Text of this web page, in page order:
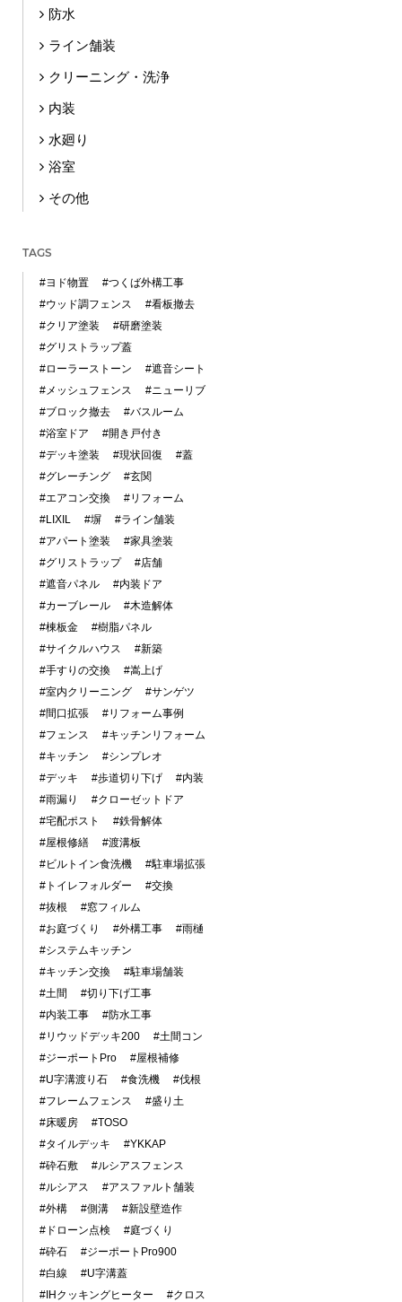
防水
ライン舗装
クリーニング・洗浄
内装
水廻り
浴室
その他
TAGS
#ヨド物置
#つくば外構工事
#ウッド調フェンス
#看板撤去
#クリア塗装
#研磨塗装
#グリストラップ蓋
#ローラーストーン
#遮音シート
#メッシュフェンス
#ニューリブ
#ブロック撤去
#バスルーム
#浴室ドア
#開き戸付き
#デッキ塗装
#現状回復
#蓋
#グレーチング
#玄関
#エアコン交換
#リフォーム
#LIXIL
#塀
#ライン舗装
#アパート塗装
#家具塗装
#グリストラップ
#店舗
#遮音パネル
#内装ドア
#カーブレール
#木造解体
#棟板金
#樹脂パネル
#サイクルハウス
#新築
#手すりの交換
#嵩上げ
#室内クリーニング
#サンゲツ
#間口拡張
#リフォーム事例
#フェンス
#キッチンリフォーム
#キッチン
#シンプレオ
#デッキ
#歩道切り下げ
#内装
#雨漏り
#クローゼットドア
#宅配ポスト
#鉄骨解体
#屋根修繕
#渡溝板
#ビルトイン食洗機
#駐車場拡張
#トイレフォルダー
#交換
#抜根
#窓フィルム
#お庭づくり
#外構工事
#雨樋
#システムキッチン
#キッチン交換
#駐車場舗装
#土間
#切り下げ工事
#内装工事
#防水工事
#リウッドデッキ200
#土間コン
#ジーポートPro
#屋根補修
#U字溝渡り石
#食洗機
#伐根
#フレームフェンス
#盛り土
#床暖房
#TOSO
#タイルデッキ
#YKKAP
#砕石敷
#ルシアスフェンス
#ルシアス
#アスファルト舗装
#外構
#側溝
#新設壁造作
#ドローン点検
#庭づくり
#砕石
#ジーポートPro900
#白線
#U字溝蓋
#IHクッキングヒーター
#クロス